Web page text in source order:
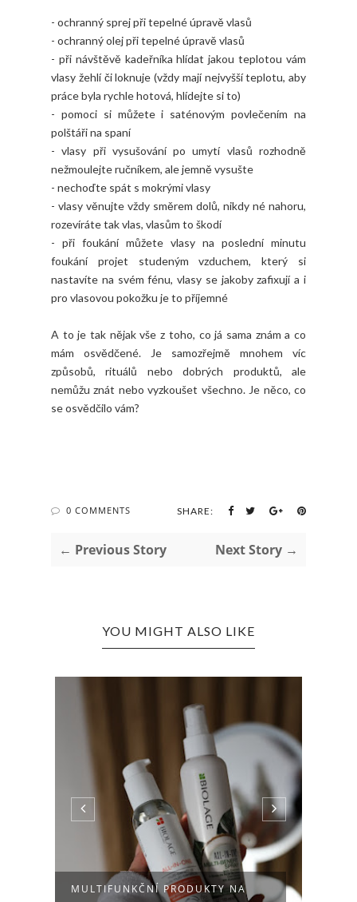
- ochranný sprej při tepelné úpravě vlasů
- ochranný olej při tepelné úpravě vlasů
- při návštěvě kadeřníka hlídat jakou teplotou vám
vlasy žehlí či loknuje (vždy mají nejvyšší teplotu, aby
práce byla rychle hotová, hlídejte si to)
- pomoci si můžete i saténovým povlečením na
polštáři na spaní
- vlasy při vysušování po umytí vlasů rozhodně
nežmoulejte ručníkem, ale jemně vysušte
- nechoďte spát s mokrými vlasy
- vlasy věnujte vždy směrem dolů, nikdy né nahoru,
rozevíráte tak vlas, vlasům to škodí
- při foukání můžete vlasy na poslední minutu
foukání projet studeným vzduchem, který si
nastavíte na svém fénu, vlasy se jakoby zafixují a i
pro vlasovou pokožku je to příjemné
A to je tak nějak vše z toho, co já sama znám a co
mám osvědčené. Je samozřejmě mnohem víc
způsobů, rituálů nebo dobrých produktů, ale
nemůžu znát nebo vyzkoušet všechno. Je něco, co
se osvědčilo vám?
0 COMMENTS SHARE:
← Previous Story Next Story →
YOU MIGHT ALSO LIKE
MULTIFUNKČNÍ PRODUKTY NA